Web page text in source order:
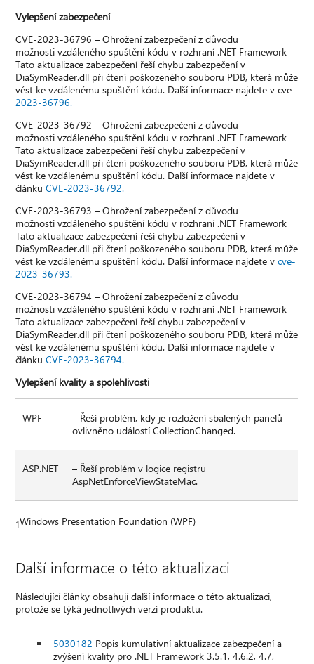
Vylepšení zabezpečení
CVE-2023-36796 – Ohrožení zabezpečení z důvodu
možnosti vzdáleného spuštění kódu v rozhraní .NET Framework
Tato aktualizace zabezpečení řeší chybu zabezpečení v
DiaSymReader.dll při čtení poškozeného souboru PDB, která může
vést ke vzdálenému spuštění kódu. Další informace najdete v cve
2023-36796.
CVE-2023-36792 – Ohrožení zabezpečení z důvodu
možnosti vzdáleného spuštění kódu v rozhraní .NET Framework
Tato aktualizace zabezpečení řeší chybu zabezpečení v
DiaSymReader.dll při čtení poškozeného souboru PDB, která může
vést ke vzdálenému spuštění kódu. Další informace najdete v
článkuCVE-2023-36792.
CVE-2023-36793 – Ohrožení zabezpečení z důvodu
možnosti vzdáleného spuštění kódu v rozhraní .NET Framework
Tato aktualizace zabezpečení řeší chybu zabezpečení v
DiaSymReader.dll při čtení poškozeného souboru PDB, která může
vést ke vzdálenému spuštění kódu. Další informace najdete vcve-
2023-36793.
CVE-2023-36794 – Ohrožení zabezpečení z důvodu
možnosti vzdáleného spuštění kódu v rozhraní .NET Framework
Tato aktualizace zabezpečení řeší chybu zabezpečení v
DiaSymReader.dll při čtení poškozeného souboru PDB, která může
vést ke vzdálenému spuštění kódu. Další informace najdete v
článkuCVE-2023-36794.
Vylepšení kvality a spolehlivosti
WPF
– Řeší problém, kdy je rozložení sbalených panelů
ovlivněno událostí CollectionChanged.
ASP.NET
– Řeší problém v logice registru
AspNetEnforceViewStateMac.
1Windows Presentation Foundation (WPF)
Další informace o této aktualizaci
Následující články obsahují další informace o této aktualizaci,
protože se týká jednotlivých verzí produktu.
5030182 Popis kumulativní aktualizace zabezpečení a
zvýšení kvality pro .NET Framework 3.5.1, 4.6.2, 4.7,